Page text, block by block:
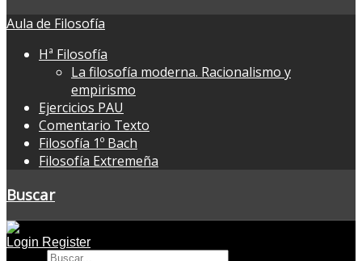
Aula de Filosofía
Hª Filosofía
La filosofía moderna. Racionalismo y
empirismo
Ejercicios PAU
Comentario Texto
Filosofía 1º Bach
Filosofía Extremeña
Buscar
Login Register